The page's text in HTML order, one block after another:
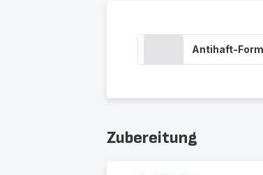
Antihaft-
Zubereitung